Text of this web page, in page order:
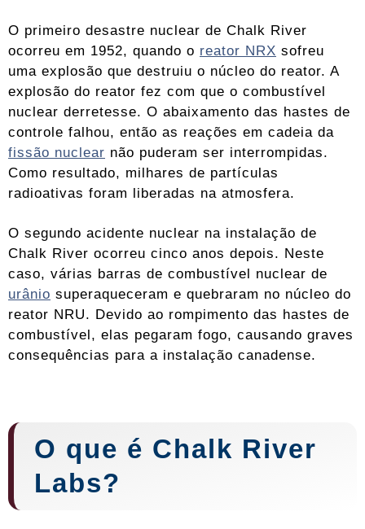
O primeiro desastre nuclear de Chalk River
ocorreu em 1952, quando o reator NRX sofreu
uma explosão que destruiu o núcleo do reator. A
explosão do reator fez com que o combustível
nuclear derretesse. O abaixamento das hastes de
controle falhou, então as reações em cadeia da
fissão nuclear não puderam ser interrompidas.
Como resultado, milhares de partículas
radioativas foram liberadas na atmosfera.
O segundo acidente nuclear na instalação de
Chalk River ocorreu cinco anos depois. Neste
caso, várias barras de combustível nuclear de
urânio superaqueceram e quebraram no núcleo do
reator NRU. Devido ao rompimento das hastes de
combustível, elas pegaram fogo, causando graves
consequências para a instalação canadense.
O que é Chalk River
Labs?